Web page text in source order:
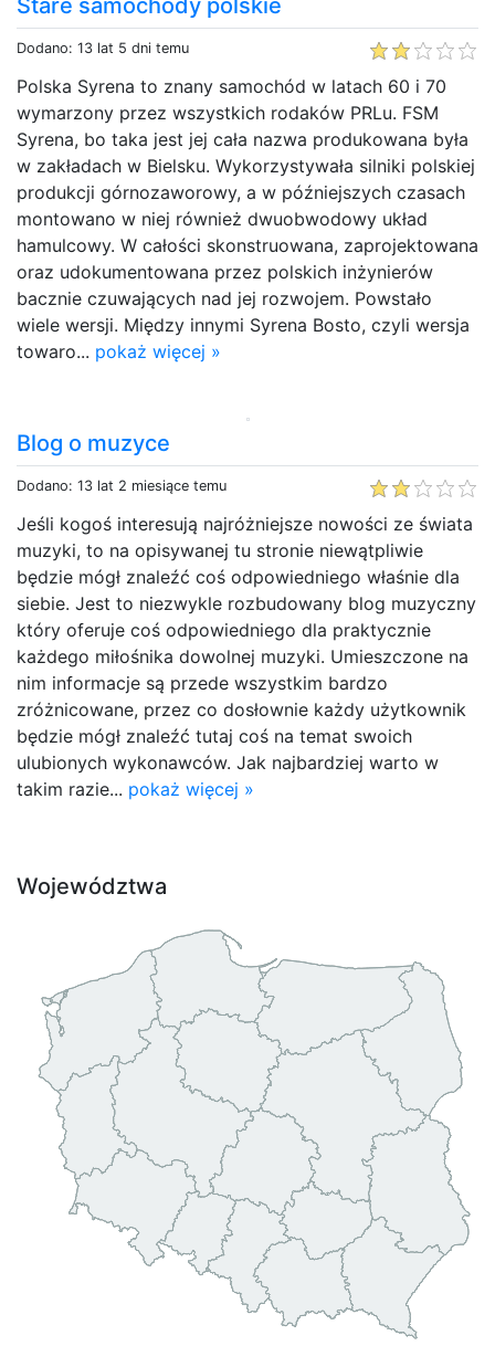
Dodano: 13 lat 5 dni temu
Polska Syrena to znany samochód w latach 60 i 70
wymarzony przez wszystkich rodaków PRLu. FSM
Syrena, bo taka jest jej cała nazwa produkowana była
w zakładach w Bielsku. Wykorzystywała silniki polskiej
produkcji górnozaworowy, a w późniejszych czasach
montowano w niej również dwuobwodowy układ
hamulcowy. W całości skonstruowana, zaprojektowana
oraz udokumentowana przez polskich inżynierów
bacznie czuwających nad jej rozwojem. Powstało
wiele wersji. Między innymi Syrena Bosto, czyli wersja
towaro... pokaż więcej »
Blog o muzyce
Dodano: 13 lat 2 miesiące temu
Jeśli kogoś interesują najróżniejsze nowości ze świata
muzyki, to na opisywanej tu stronie niewątpliwie
będzie mógł znaleźć coś odpowiedniego właśnie dla
siebie. Jest to niezwykle rozbudowany blog muzyczny
który oferuje coś odpowiedniego dla praktycznie
każdego miłośnika dowolnej muzyki. Umieszczone na
nim informacje są przede wszystkim bardzo
zróżnicowane, przez co dosłownie każdy użytkownik
będzie mógł znaleźć tutaj coś na temat swoich
ulubionych wykonawców. Jak najbardziej warto w
takim razie... pokaż więcej »
Województwa